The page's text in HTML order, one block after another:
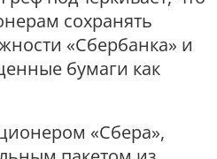
сохранять
«Сбербанка» и
бумаги как
«Сбера»,